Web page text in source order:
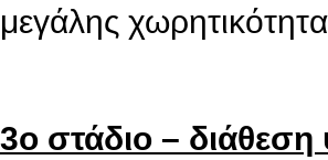
μεγάλης
3ο στάδιο –